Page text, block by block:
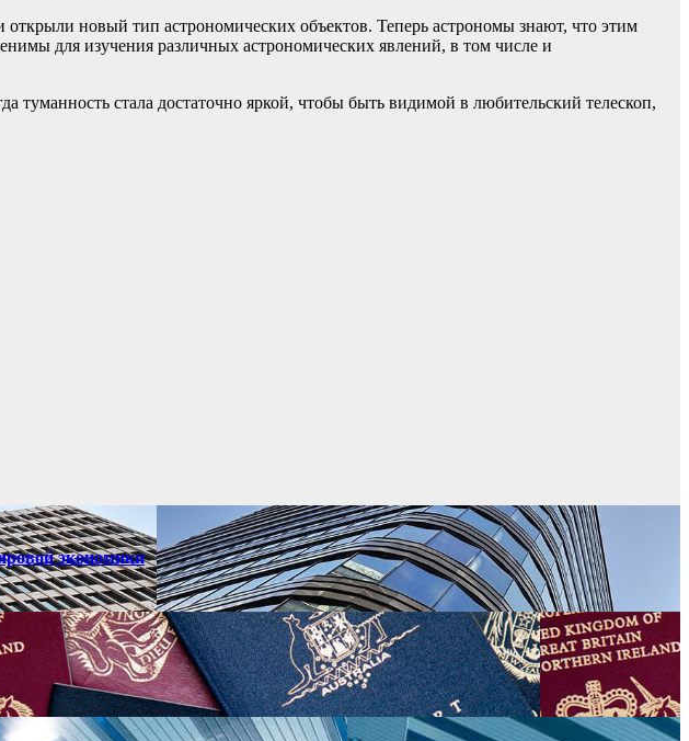
новый тип астрономических объектов. Теперь астрономы знают, что этим
для изучения различных астрономических явлений, в том числе и
стала достаточно яркой, чтобы быть видимой в любительский телескоп,
экономики